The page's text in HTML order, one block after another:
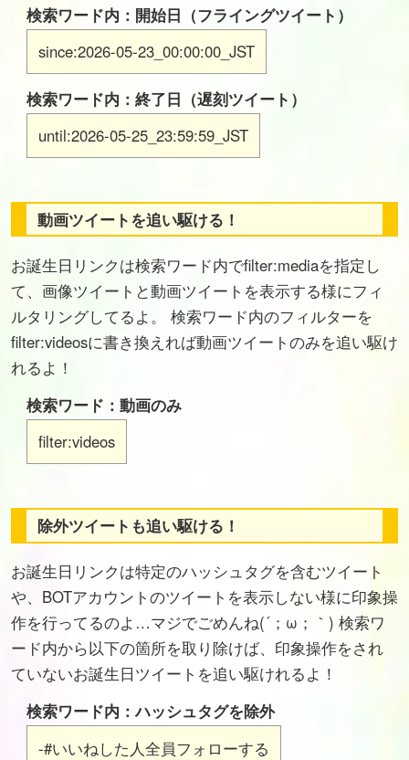
検索ワード内：開始日（フライングツイート）
since:2026-05-23_00:00:00_JST
検索ワード内：終了日（遅刻ツイート）
until:2026-05-25_23:59:59_JST
動画ツイートを追い駆ける！
お誕生日リンクは検索ワード内でfilter:mediaを指定し
て、画像ツイートと動画ツイートを表示する様にフィ
ルタリングしてるよ。 検索ワード内のフィルターを
filter:videosに書き換えれば動画ツイートのみを追い駆け
れるよ！
検索ワード：動画のみ
filter:videos
除外ツイートも追い駆ける！
お誕生日リンクは特定のハッシュタグを含むツイート
や、BOTアカウントのツイートを表示しない様に印象操
作を行ってるのよ…マジでごめんね(´；ω；｀) 検索ワ
ード内から以下の箇所を取り除けば、印象操作をされ
ていないお誕生日ツイートを追い駆けれるよ！
検索ワード内：ハッシュタグを除外
-#いいねした人全員フォローする